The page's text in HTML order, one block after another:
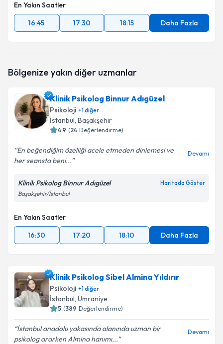
En Yakın Saatler
16:45
17:30 18:15 Daha Fazla
Bölgenize yakın diğer uzmanlar
Klinik Psikolog Binnur Adıgüzel
Psikoloji +1diğer
İstanbul, Başakşehir
4.9 (24 Değerlendirme)
En beğendiğim özelliği acele etmeden dinlemesi ve
her seansta beni...
Devamı
Klinik Psikolog Binnur Adıgüzel Haritada Göster
Başakşehir/İstanbul
En Yakın Saatler
16:30
17:20 18:10 Daha Fazla
Klinik Psikolog Sibel Almina Yıldırır
Psikoloji +1diğer
İstanbul, Ümraniye
5 (389 Değerlendirme)
İstanbul anadolu yakasında alanında uzman bir
psikolog ararken Almina hanımı...
Devamı